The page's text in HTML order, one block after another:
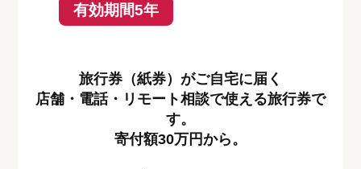
有効期間5年
旅行券（紙券）がご自宅に届く
店舗・電話・リモート相談で使える旅行券で
す。
寄付額30万円から。